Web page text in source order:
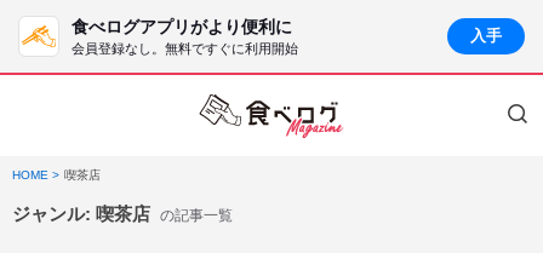
食べログアプリがより便利に
会員登録なし。無料ですぐに利用開始
入手
HOME 喫茶店
ジャンル: 喫茶店 の記事一覧